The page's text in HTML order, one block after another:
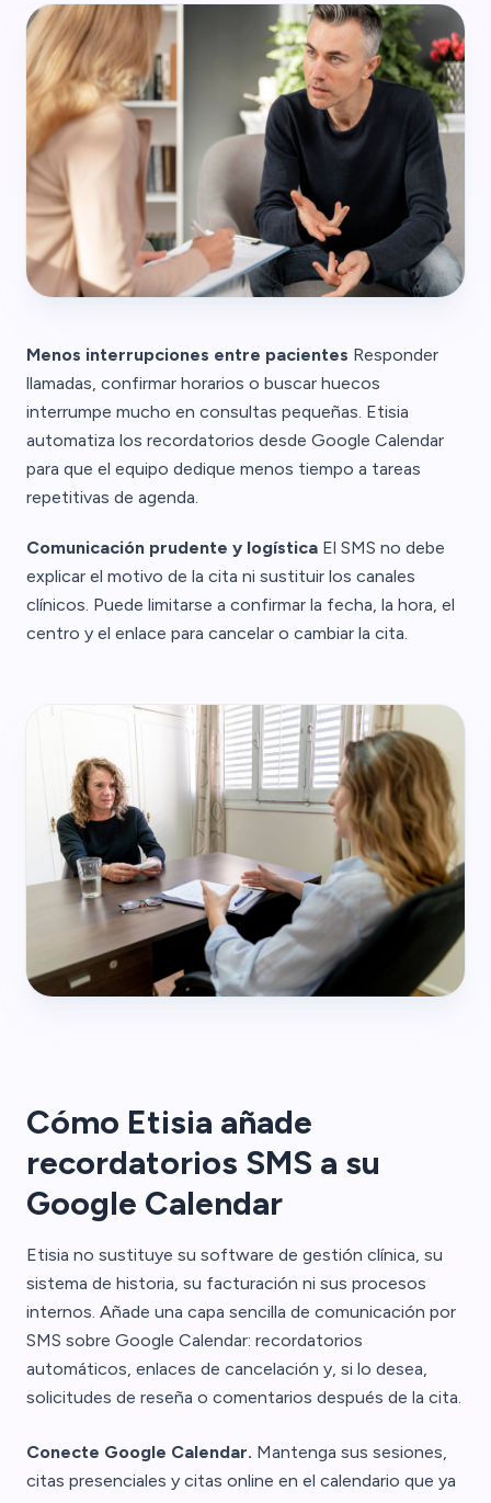
Menos interrupciones entre pacientes Responder
llamadas, confirmar horarios o buscar huecos
interrumpe mucho en consultas pequeñas. Etisia
automatiza los recordatorios desde Google Calendar
para que el equipo dedique menos tiempo a tareas
repetitivas de agenda.
Comunicación prudente y logística El SMS no debe
explicar el motivo de la cita ni sustituir los canales
clínicos. Puede limitarse a confirmar la fecha, la hora, el
centro y el enlace para cancelar o cambiar la cita.
Cómo Etisia añade
recordatorios SMS a su
Google Calendar
Etisia no sustituye su software de gestión clínica, su
sistema de historia, su facturación ni sus procesos
internos. Añade una capa sencilla de comunicación por
SMS sobre Google Calendar: recordatorios
automáticos, enlaces de cancelación y, si lo desea,
solicitudes de reseña o comentarios después de la cita.
Conecte Google Calendar. Mantenga sus sesiones,
citas presenciales y citas online en el calendario que ya